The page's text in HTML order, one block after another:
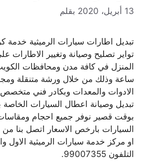
13 أبريل، 2020 بقلم
تبديل اطارات سيارات الرميثية خدمة
تواير تصليح وصيانة وتغيير الاطارات
ساعة وذلك من خلال ورشة متنقلة
الادوات والمعدات وبكادر فني
تبديل وصيانة اعطال السيارات الخاصة
بوقت قصير نوفر جميع احجام
السيارات بارخص الاسعار اتصل بنا من
او مركز خدمة سيارات الرميثية الاول
التلفون 99007355.